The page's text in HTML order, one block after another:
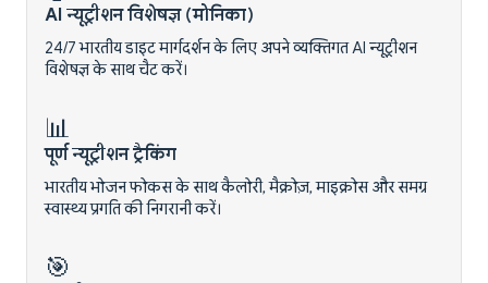
AI न्यूट्रीशन विशेषज्ञ (मोनिका)
24/7 भारतीय डाइट मार्गदर्शन के लिए अपने व्यक्तिगत AI न्यूट्रीशन
विशेषज्ञ के साथ चैट करें।
📊
पूर्ण न्यूट्रीशन ट्रैकिंग
भारतीय भोजन फोकस के साथ कैलोरी, मैक्रोज़, माइक्रोस और समग्र
स्वास्थ्य प्रगति की निगरानी करें।
🎯